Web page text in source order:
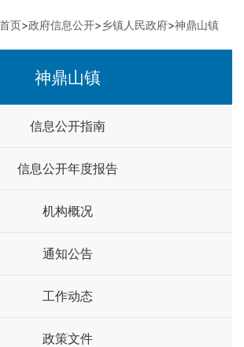
首页>政府信息公开>乡镇人民政府>神鼎山镇
神鼎山镇
信息公开指南
信息公开年度报告
机构概况
通知公告
工作动态
政策文件